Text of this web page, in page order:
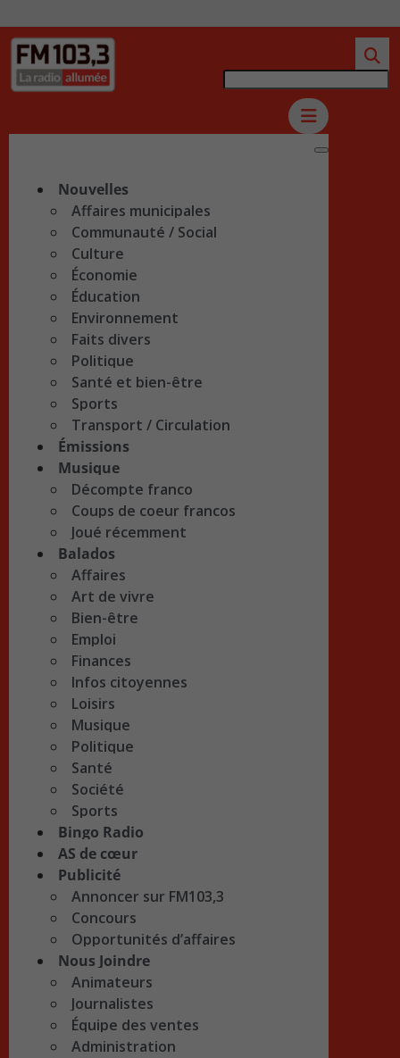
Nouvelles
Affaires municipales
Communauté / Social
Culture
Économie
Éducation
Environnement
Faits divers
Politique
Santé et bien-être
Sports
Transport / Circulation
Émissions
Musique
Décompte franco
Coups de coeur francos
Joué récemment
Balados
Affaires
Art de vivre
Bien-être
Emploi
Finances
Infos citoyennes
Loisirs
Musique
Politique
Santé
Société
Sports
Bingo Radio
AS de cœur
Publicité
Annoncer sur FM103,3
Concours
Opportunités d’affaires
Nous Joindre
Animateurs
Journalistes
Équipe des ventes
Administration